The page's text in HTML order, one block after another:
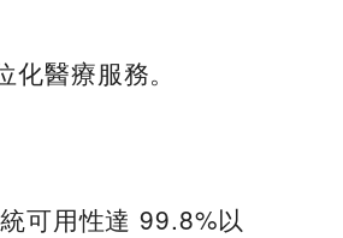
醫療服務。
可用性達 99.8%以